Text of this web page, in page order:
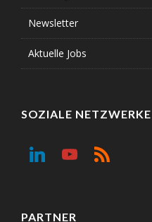
Newsletter
Aktuelle Jobs
SOZIALE NETZWERKE
PARTNER